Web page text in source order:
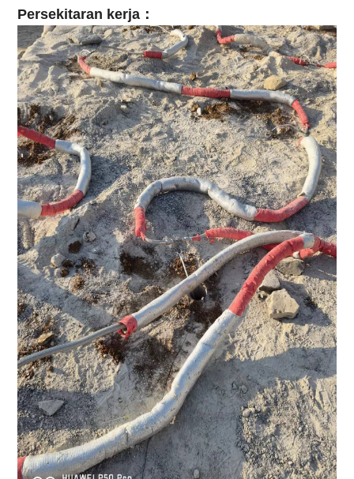
Persekitaran kerja：